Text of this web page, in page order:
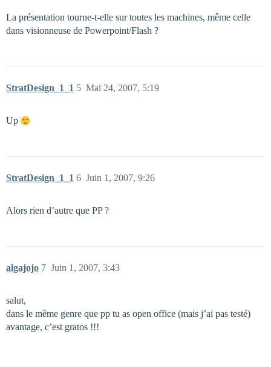
La présentation tourne-t-elle sur toutes les machines, même celle
dans visionneuse de Powerpoint/Flash ?
StratDesign_1_1 Mai 24, 2007, 5:19
5
Up
StratDesign_1_1 Juin 1, 2007, 9:26
6
Alors rien d’autre que PP ?
algajojo Juin 1, 2007, 3:43
7
salut,
dans le même genre que pp tu as open office (mais j’ai pas testé)
avantage, c’est gratos !!!